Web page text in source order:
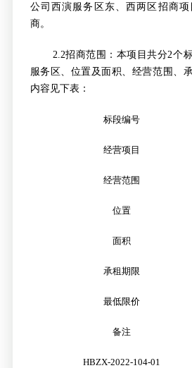
公司西演服务区东、西两区招商项
商。
2.2招商范围：本项目共分2个
服务区、位置及面积、经营范围、
内容见下表：
标段编号
经营项目
经营范围
位置
面积
承租期限
最低限价
备注
HBZX-2022-104-01